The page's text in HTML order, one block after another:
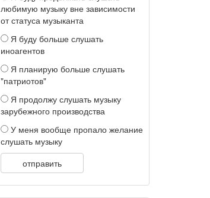
любимую музыку вне зависимости
от статуса музыканта
Я буду больше слушать
иноагентов
Я планирую больше слушать
"патриотов"
Я продолжу слушать музыку
зарубежного производства
У меня вообще пропало желание
слушать музыку
отправить